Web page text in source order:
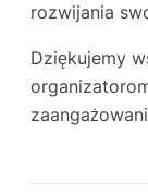
rozwijania
Dziękujemy